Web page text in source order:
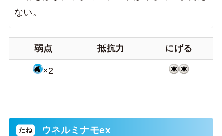
ない。
弱点 抵抗力 にげる
×2
ウネルミナモex